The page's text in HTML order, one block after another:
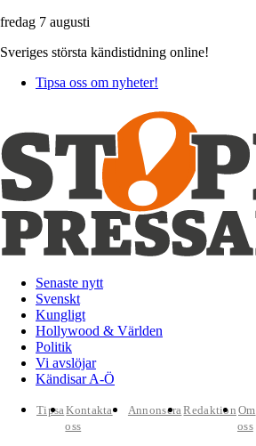
fredag 7 augusti
Sveriges största kändistidning online!
Tipsa oss om nyheter!
Senaste nytt
Svenskt
Kungligt
Hollywood & Världen
Politik
Vi avslöjar
Kändisar A-Ö
TipsaKontakta
oss
AnnonseraRedaktion Om
oss